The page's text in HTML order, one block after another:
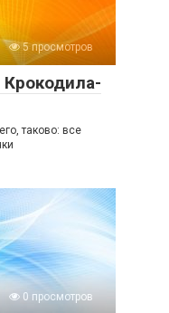
5 просмотров
таково: все
0 просмотров